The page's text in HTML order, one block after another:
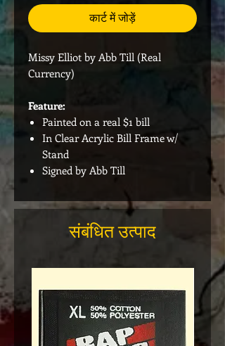
कार्ट में जोड़ें
Missy Elliot by Abb Till (Real
Currency)
Feature:
Painted on a real $1 bill
In Clear Acrylic Bill Frame w/
Stand
Signed by Abb Till
संबंधित उत्पाद